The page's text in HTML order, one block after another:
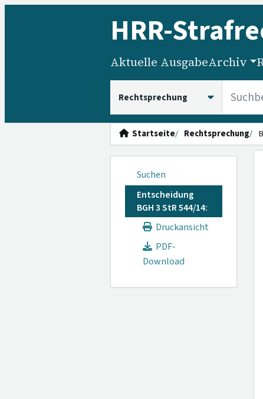
HRR-
Aktuelle AusgabeArchiv
Startseite Rechtsprechung
Suchen
Entscheidung
BGH 3 StR 544/14:
Druckansicht
PDF-
Download